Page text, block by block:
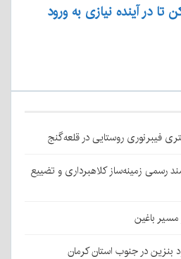
تا در آینده نیازی به ورود
زمینه‌ساز کلاهبرداری و تضییع
بنزین در جنوب استان کرمان